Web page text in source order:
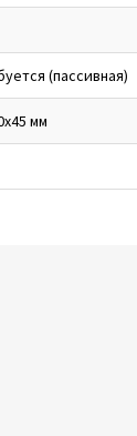
(пассивная)
мм